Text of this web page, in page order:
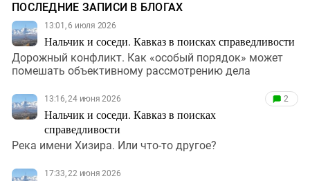
ПОСЛЕДНИЕ ЗАПИСИ В БЛОГАХ
13:01, 6 июля 2026
Нальчик и соседи. Кавказ в поисках справедливости
Дорожный конфликт. Как «особый порядок» может
помешать объективному рассмотрению дела
13:16, 24 июня 2026
Нальчик и соседи. Кавказ в поисках
справедливости
2
Река имени Хизира. Или что-то другое?
17:33, 22 июня 2026